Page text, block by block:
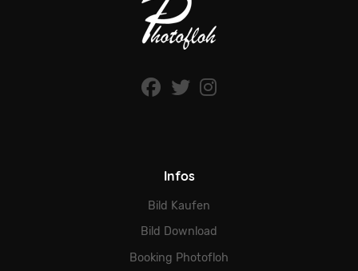
Infos
Bild Kaufen
Bild Download
Booking Photofloh